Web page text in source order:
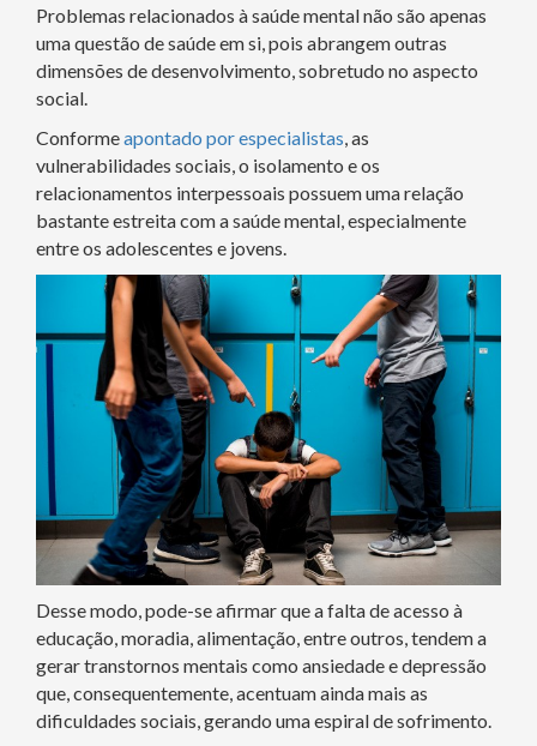
Problemas relacionados à saúde mental não são apenas
uma questão de saúde em si, pois abrangem outras
dimensões de desenvolvimento, sobretudo no aspecto
social.
Conformeapontado por especialistas, as
vulnerabilidades sociais, o isolamento e os
relacionamentos interpessoais possuem uma relação
bastante estreita com a saúde mental, especialmente
entre os adolescentes e jovens.
Desse modo, pode-se afirmar que a falta de acesso à
educação, moradia, alimentação, entre outros, tendem a
gerar transtornos mentais como ansiedade e depressão
que, consequentemente, acentuam ainda mais as
dificuldades sociais, gerando uma espiral de sofrimento.